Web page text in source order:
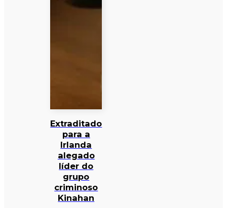
Extraditado
para a
Irlanda
alegado
líder do
grupo
criminoso
Kinahan